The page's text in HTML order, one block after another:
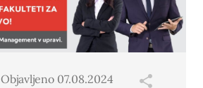
Objavljeno 07.08.2024